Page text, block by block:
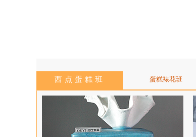
西点蛋糕班 蛋糕裱花班